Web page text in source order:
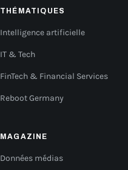
THÉMATIQUES
Intelligence artificielle
IT & Tech
FinTech & Financial Services
Reboot Germany
MAGAZINE
Données médias